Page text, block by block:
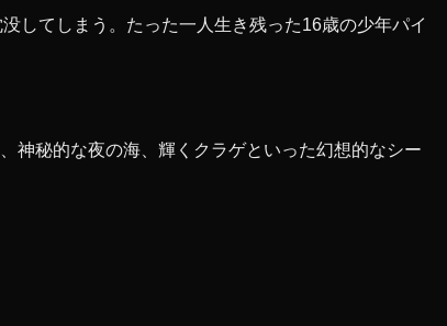
してしまう。たった一人生き残った16歳の少年パイ
神秘的な夜の海、輝くクラゲといった幻想的なシー